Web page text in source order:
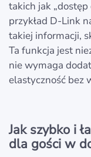
takich jak
przykład D-Link
takiej informacji,
Ta funkcja jest
nie wymaga
elastyczność bez
Jak szybko i
dla gości w